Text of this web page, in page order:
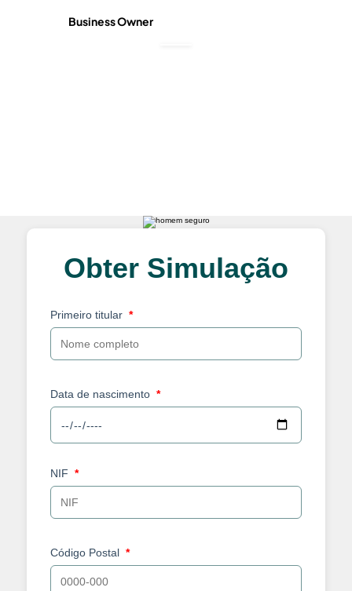
Business Owner
Obter Simulação
Primeiro titular
Data de nascimento
NIF
Código Postal